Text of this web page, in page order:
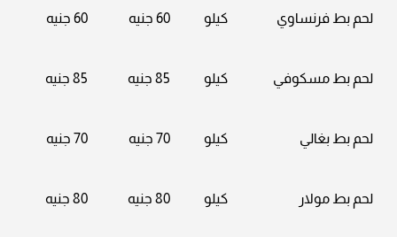
لحم بط فرنساوي كيلو 60 جنيه 60 جنيه
لحم بط مسكوفي كيلو 85 جنيه 85 جنيه
لحم بط بغالي كيلو 70 جنيه 70 جنيه
لحم بط مولار كيلو 80 جنيه 80 جنيه